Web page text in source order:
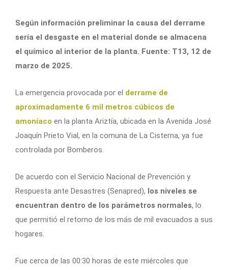
Según información preliminar la causa del derrame
sería el desgaste en el material donde se almacena
el químico al interior de la planta. Fuente: T13, 12 de
marzo de 2025.
La emergencia provocada por el derrame de
aproximadamente 6 mil metros cúbicos de
amoníaco en la planta Ariztía, ubicada en la Avenida José
Joaquín Prieto Vial, en la comuna de La Cisterna, ya fue
controlada por Bomberos.
De acuerdo con el Servicio Nacional de Prevención y
Respuesta ante Desastres (Senapred), los niveles se
encuentran dentro de los parámetros normales, lo
que permitió el retorno de los más de mil evacuados a sus
hogares.
Fue cerca de las 00:30 horas de este miércoles que